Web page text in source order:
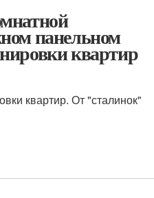
панельном
квартир
квартир. От "сталинок"